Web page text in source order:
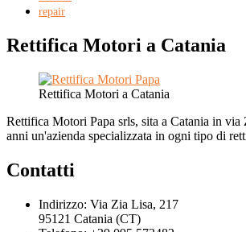
repair
Rettifica Motori a Catania
Rettifica Motori a Catania
Rettifica Motori Papa srls, sita a Catania in via
anni un'azienda specializzata in ogni tipo di
Contatti
Indirizzo: Via Zia Lisa, 217
95121 Catania (CT)